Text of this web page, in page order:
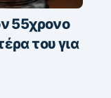
55χρονο
του για